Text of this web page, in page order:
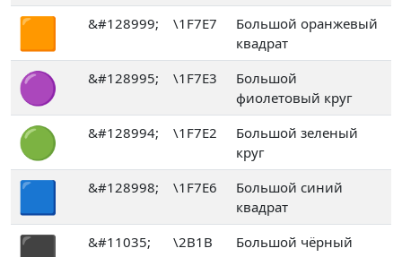
🟧 &#128999; \1F7E7
Большой оранжевый
квадрат
🟣 &#128995; \1F7E3
Большой
фиолетовый круг
🟢 &#128994; \1F7E2
Большой зеленый
круг
🟦 &#128998; \1F7E6
Большой синий
квадрат
&#11035; \2B1B
Большой чёрный